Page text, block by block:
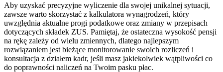
Aby uzyskać precyzyjne wyliczenie dla swojej unikalnej sytuacji,
zawsze warto skorzystać z kalkulatora wynagrodzeń, który
uwzględnia aktualne progi podatkowe oraz zmiany w przepisach
dotyczących składek ZUS. Pamiętaj, że ostateczna wysokość pensji
na rękę zależy od wielu zmiennych, dlatego najlepszym
rozwiązaniem jest bieżące monitorowanie swoich rozliczeń i
konsultacja z działem kadr, jeśli masz jakiekolwiek wątpliwości co
do poprawności naliczeń na Twoim pasku płac.